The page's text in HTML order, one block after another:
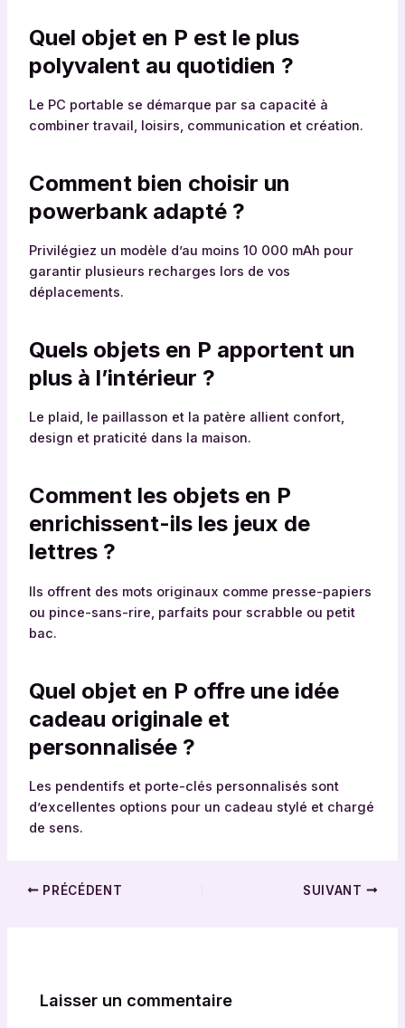
Quel objet en P est le plus
polyvalent au quotidien ?
Le PC portable se démarque par sa capacité à
combiner travail, loisirs, communication et création.
Comment bien choisir un
powerbank adapté ?
Privilégiez un modèle d’au moins 10 000 mAh pour
garantir plusieurs recharges lors de vos
déplacements.
Quels objets en P apportent un
plus à l’intérieur ?
Le plaid, le paillasson et la patère allient confort,
design et praticité dans la maison.
Comment les objets en P
enrichissent-ils les jeux de
lettres ?
Ils offrent des mots originaux comme presse-papiers
ou pince-sans-rire, parfaits pour scrabble ou petit
bac.
Quel objet en P offre une idée
cadeau originale et
personnalisée ?
Les pendentifs et porte-clés personnalisés sont
d’excellentes options pour un cadeau stylé et chargé
de sens.
PRÉCÉDENT SUIVANT
Laisser un commentaire